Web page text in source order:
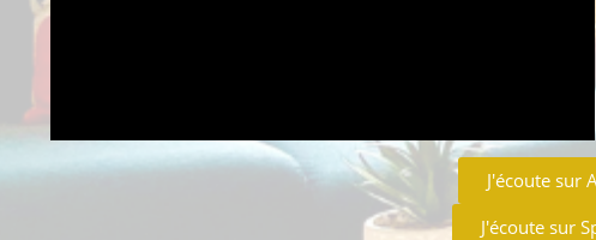
J'écoute sur
J'écoute sur